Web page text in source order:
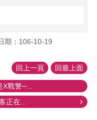
期：106-10-19
回上一頁 回最上面
X戰警─...
正在...